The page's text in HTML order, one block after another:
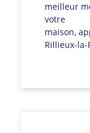
meilleur
votre
maison,
Rillieux-la-